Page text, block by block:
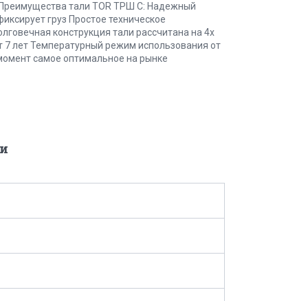
тали TOR ТРШ C: Надежный
груз Простое техническое
конструкция тали рассчитана на 4х
7 лет Температурный режим использования от
самое оптимальное на рынке